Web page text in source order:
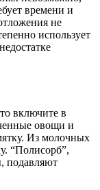
времени и
не
использует
включите в
овощи и
Из молочных
“Полисорб”,
подавляют